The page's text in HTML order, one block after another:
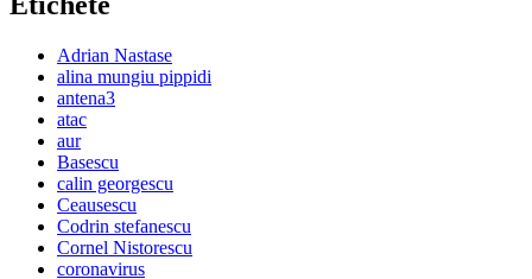
Adrian Nastase
alina mungiu pippidi
antena3
atac
aur
Basescu
calin georgescu
Ceausescu
Codrin stefanescu
Cornel Nistorescu
coronavirus